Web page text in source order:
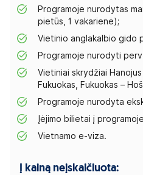
Programoje nurodytas
pietūs, 1 vakarienė);
Vietinio anglakalbio gido
Programoje nurodyti
Vietiniai skrydžiai
Fukuokas, Fukuokas –
Programoje nurodyta
Įėjimo bilietai į
Vietnamo e-viza.
Į kainą neįskaičiuota: